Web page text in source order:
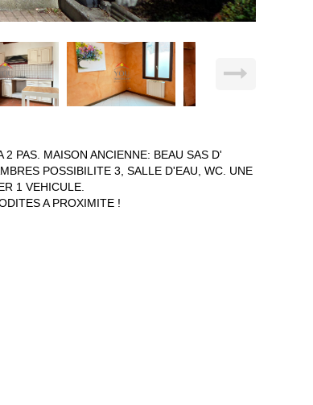
PAS. MAISON ANCIENNE: BEAU SAS D'
POSSIBILITE 3, SALLE D'EAU, WC. UNE
1 VEHICULE.
A PROXIMITE !